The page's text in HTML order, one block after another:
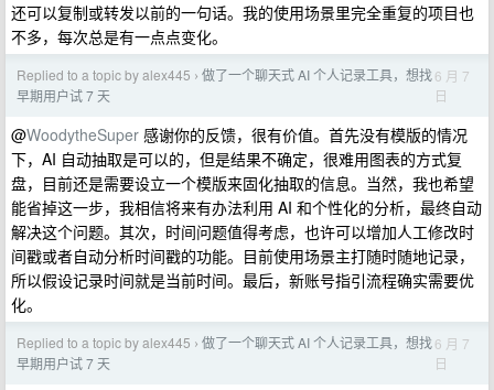
还可以复制或转发以前的一句话。我的使用场景里完全重复的项目也
不多，每次总是有一点点变化。
Replied to a topic by alex445 › 做了一个聊天式 AI 个人记录工具，想找
早期用户试 7 天
6 月 7
日
@WoodytheSuper 感谢你的反馈，很有价值。首先没有模版的情况
下，AI 自动抽取是可以的，但是结果不确定，很难用图表的方式复
盘，目前还是需要设立一个模版来固化抽取的信息。当然，我也希望
能省掉这一步，我相信将来有办法利用 AI 和个性化的分析，最终自动
解决这个问题。其次，时间问题值得考虑，也许可以增加人工修改时
间戳或者自动分析时间戳的功能。目前使用场景主打随时随地记录，
所以假设记录时间就是当前时间。最后，新账号指引流程确实需要优
化。
Replied to a topic by alex445 › 做了一个聊天式 AI 个人记录工具，想找
早期用户试 7 天
6 月 7
日